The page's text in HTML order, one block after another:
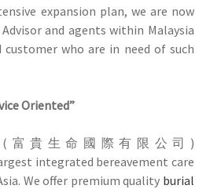
expansion plan, we are now
and agents within Malaysia
who are in need of such
Oriented”
(富貴生命國際有限公司)
integrated bereavement care
We offer premium quality burial